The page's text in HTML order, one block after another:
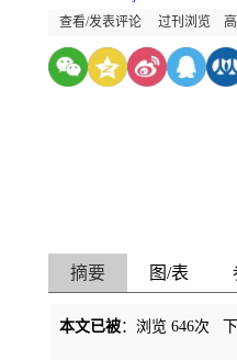
查看/发表评论
过刊浏览
摘要 图/表
本文已被：浏览 646次